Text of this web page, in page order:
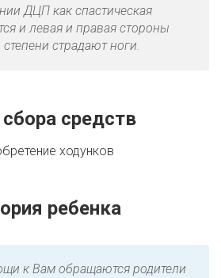
ДЦП как спастическая
и левая и правая стороны
страдают ноги.
средств
ходунков
ребенка
к Вам обращаются родители